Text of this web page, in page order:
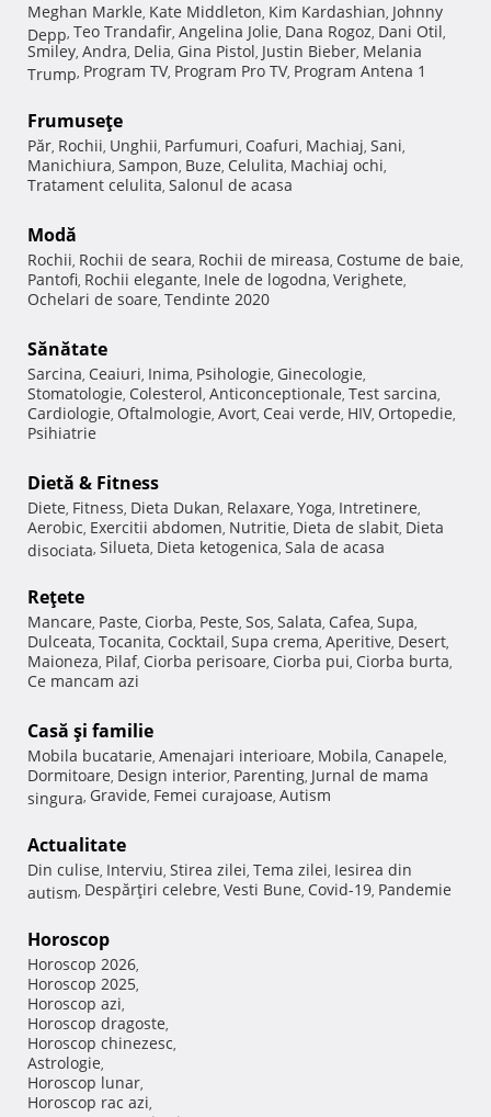
Meghan Markle, Kate Middleton, Kim Kardashian, Johnny
Depp, Teo Trandafir, Angelina Jolie, Dana Rogoz, Dani Otil,
Smiley, Andra, Delia, Gina Pistol, Justin Bieber, Melania
Trump, Program TV, Program Pro TV, Program Antena 1
Frumuseţe
Păr, Rochii, Unghii, Parfumuri, Coafuri, Machiaj, Sani,
Manichiura, Sampon, Buze, Celulita, Machiaj ochi,
Tratament celulita, Salonul de acasa
Modă
Rochii, Rochii de seara, Rochii de mireasa, Costume de baie,
Pantofi, Rochii elegante, Inele de logodna, Verighete,
Ochelari de soare, Tendinte 2020
Sănătate
Sarcina, Ceaiuri, Inima, Psihologie, Ginecologie,
Stomatologie, Colesterol, Anticonceptionale, Test sarcina,
Cardiologie, Oftalmologie, Avort, Ceai verde, HIV, Ortopedie,
Psihiatrie
Dietă & Fitness
Diete, Fitness, Dieta Dukan, Relaxare, Yoga, Intretinere,
Aerobic, Exercitii abdomen, Nutritie, Dieta de slabit, Dieta
disociata, Silueta, Dieta ketogenica, Sala de acasa
Reţete
Mancare, Paste, Ciorba, Peste, Sos, Salata, Cafea, Supa,
Dulceata, Tocanita, Cocktail, Supa crema, Aperitive, Desert,
Maioneza, Pilaf, Ciorba perisoare, Ciorba pui, Ciorba burta,
Ce mancam azi
Casă şi familie
Mobila bucatarie, Amenajari interioare, Mobila, Canapele,
Dormitoare, Design interior, Parenting, Jurnal de mama
singura, Gravide, Femei curajoase, Autism
Actualitate
Din culise, Interviu, Stirea zilei, Tema zilei, Iesirea din
autism, Despărţiri celebre, Vesti Bune, Covid-19, Pandemie
Horoscop
Horoscop 2026,
Horoscop 2025,
Horoscop azi,
Horoscop dragoste,
Horoscop chinezesc,
Astrologie,
Horoscop lunar,
Horoscop rac azi,